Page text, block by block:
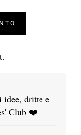
idee, dritte e
Club ❤️